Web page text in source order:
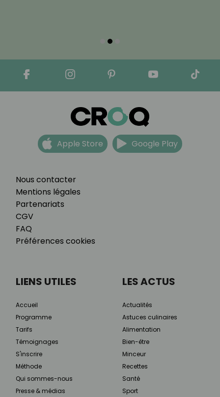
Nous contacter
Mentions légales
Partenariats
CGV
FAQ
Préférences cookies
Apple Store Google Play
LIENS UTILES
Accueil
Programme
Tarifs
Témoignages
S'inscrire
Méthode
Qui sommes-nous
Presse & médias
LES ACTUS
Actualités
Astuces culinaires
Alimentation
Bien-être
Minceur
Recettes
Santé
Sport